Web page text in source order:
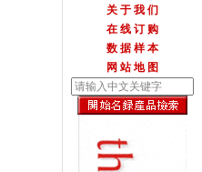
关 于 我 们
在 线 订 购
数 据 样 本
网 站 地 图